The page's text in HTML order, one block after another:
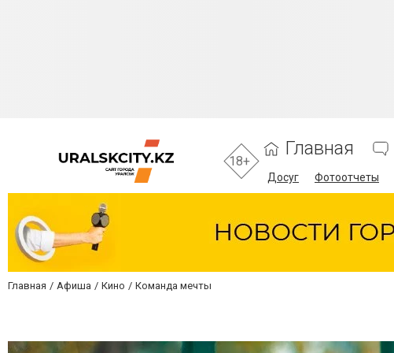
18+
Главная
Досуг Фотоотчеты
Главная Афиша Кино Команда мечты